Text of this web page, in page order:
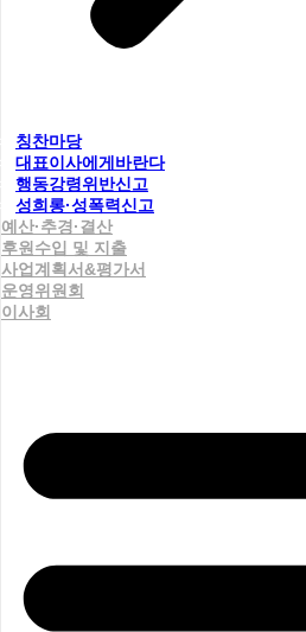
칭찬마당
대표이사에게바란다
행동강령위반신고
성희롱·성폭력신고
예산·추경·결산
후원수입 및 지출
사업계획서&평가서
운영위원회
이사회